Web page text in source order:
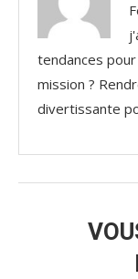
tendances
mission ?
divertissante